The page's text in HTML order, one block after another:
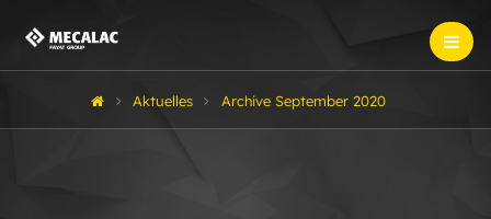
Aktuelles Archive September 2020